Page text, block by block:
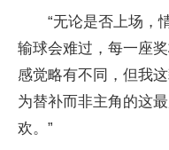
“无论是否上场，
输球会难过，每一座
感觉略有不同，但我
为替补而非主角的这
欢。”